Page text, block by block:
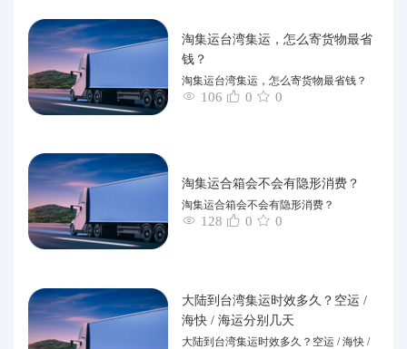
淘集运台湾集运，怎么寄货物最省
钱？
淘集运台湾集运，怎么寄货物最省钱？
106 0 0
淘集运合箱会不会有隐形消费？
淘集运合箱会不会有隐形消费？
128 0 0
大陆到台湾集运时效多久？空运 /
海快 / 海运分别几天
大陆到台湾集运时效多久？空运 / 海快 /